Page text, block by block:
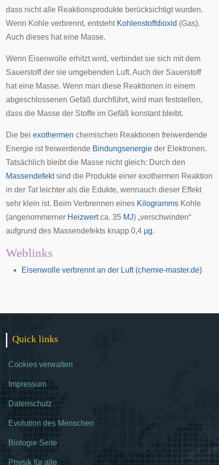
dass nicht alle Reaktionsprodukte berücksichtigt wurden.
Wenn Kohle verbrennt, entsteht Kohlenstoffdioxid (Gas).
Auch dieses hat eine Masse.
Wenn Eisenwolle erhitzt wird, verbindet sie sich mit dem
Sauerstoff der sie umgebenden Luft. Auch der Sauerstoff
hat eine Masse. Wenn man diese Reaktionen in einem
abgeschlossenen Gefäß durchführt, wird man feststellen,
dass die Masse der Stoffe im Gefäß konstant bleibt.
Die bei exothermen chemischen Reaktionen freiwerdende
Energie ist freiwerdende Bindungsenergie der Elektronen.
Tatsächlich bleibt die Masse nicht gleich: Durch den
Massendefektsind die Produkte einer exothermen Reaktion
in der Tat leichter als die Edukte, wennauch dieser Effekt
sehr klein ist. Beim Verbrennen eines Kilogramms Kohle
(angenommerner Heizwertca. 35 MJ) „verschwinden“
aufgrund des Massendefekts knapp 0,4 µg.
Weblinks
Eisenwolle verbrennt an der Luft (chemie-master.de)
Quick links
Cookies verwalten
Impressum
Datenschutz
Evolution des Menschen
Biologie Seite
Physik für alle